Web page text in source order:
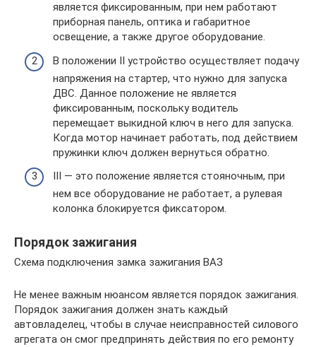
является фиксированным, при нем работают
приборная панель, оптика и габаритное
освещение, а также другое оборудование.
В положении II устройство осуществляет подачу
напряжения на стартер, что нужно для запуска
ДВС. Данное положение не является
фиксированным, поскольку водитель
перемещает выкидной ключ в него для запуска.
Когда мотор начинает работать, под действием
пружинки ключ должен вернуться обратно.
III — это положение является стояночным, при
нем все оборудование не работает, а рулевая
колонка блокируется фиксатором.
Порядок зажигания
Схема подключения замка зажигания ВАЗ
Не менее важным нюансом является порядок зажигания.
Порядок зажигания должен знать каждый
автовладелец, чтобы в случае неисправностей силового
агрегата он смог предпринять действия по его ремонту